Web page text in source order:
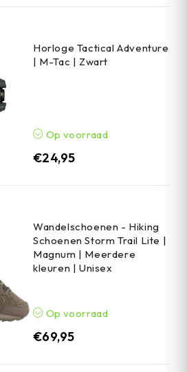
Horloge Tactical Adventure
| M-Tac | Zwart
Op voorraad
€24,95
Wandelschoenen - Hiking
Schoenen Storm Trail Lite |
Magnum | Meerdere
kleuren | Unisex
Op voorraad
€69,95